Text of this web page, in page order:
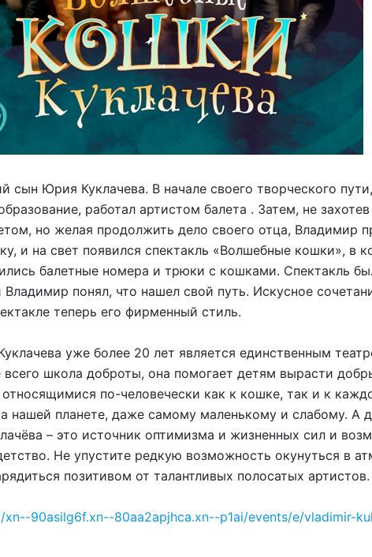
сын Юрия Куклачева. В начале своего творческого
работал артистом балета . Затем, не захотев
но желая продолжить дело своего отца, Владимир
и на свет появился спектакль «Волшебные кошки», в
балетные номера и трюки с кошками. Спектакль
понял, что нашел свой путь. Искусное
теперь его фирменный стиль.
уже более 20 лет является единственным
школа доброты, она помогает детям вырасти
по-человечески как к кошке, так и к
нашей планете, даже самому маленькому и слабому. А
– это источник оптимизма и жизненных сил и
Не упустите редкую возможность окунуться в
позитивом от талантливых полосатых артистов.
xn--90asilg6f.xn--80aa2apjhca.xn--p1ai/events/e/vladimir-